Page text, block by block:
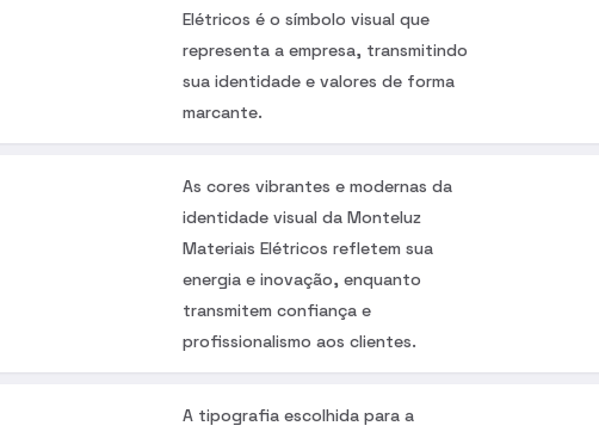
Elétricos é o símbolo visual que
representa a empresa, transmitindo
sua identidade e valores de forma
marcante.
As cores vibrantes e modernas da
identidade visual da Monteluz
Materiais Elétricos refletem sua
energia e inovação, enquanto
transmitem confiança e
profissionalismo aos clientes.
A tipografia escolhida para a